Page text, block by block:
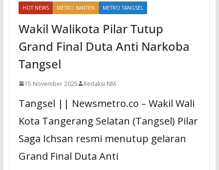
HOT NEWS METRO BANTEN METRO TANGSEL
Wakil Walikota Pilar Tutup
Grand Final Duta Anti Narkoba
Tangsel
15 November 2025 Redaksi NM
Tangsel || Newsmetro.co – Wakil Wali
Kota Tangerang Selatan (Tangsel) Pilar
Saga Ichsan resmi menutup gelaran
Grand Final Duta Anti